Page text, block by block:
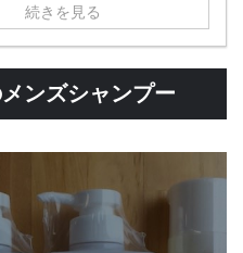
続きを見る
ンズシャンプー